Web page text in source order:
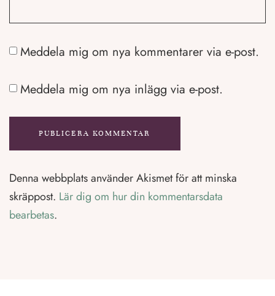
Meddela mig om nya kommentarer via e-post.
Meddela mig om nya inlägg via e-post.
Denna webbplats använder Akismet för att minska
skräppost. Lär dig om hur din kommentarsdata
bearbetas.